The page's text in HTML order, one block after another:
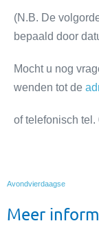
(N.B. De
bepaald door
Mocht u nog
wenden tot de
of telefonisch tel.
Avondvierdaagse
Meer